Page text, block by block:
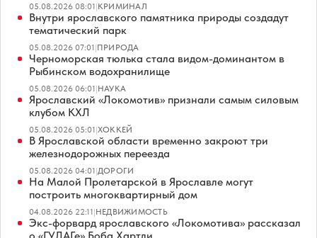
05.08.2026 08:01|КРИМИНАЛ
Внутри ярославского памятника природы создадут
тематический парк
05.08.2026 07:01|ПРИРОДА
Черноморская тюлька стала видом-доминантом в
Рыбинском водохранилище
05.08.2026 06:01|НАУКА
Ярославский «Локомотив» признали самым силовым
клубом КХЛ
05.08.2026 05:01|ХОККЕЙ
В Ярославской области временно закроют три
железнодорожных переезда
05.08.2026 04:01|ДОРОГИ
На Малой Пролетарской в Ярославле могут
построить многоквартирный дом
04.08.2026 22:11|НЕДВИЖИМОСТЬ
Экс-форвард ярославского «Локомотива» рассказал
о «ГУЛАГе» Боба Хартли